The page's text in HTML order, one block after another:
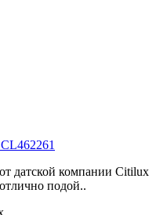
датской компании Citilux
подой..